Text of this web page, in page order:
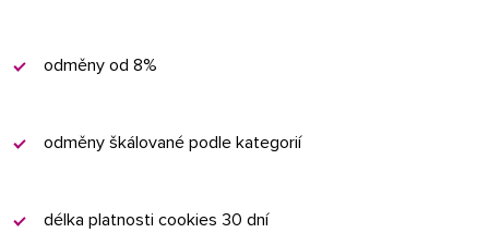
odměny od 8%
odměny škálované podle kategorií
délka platnosti cookies 30 dní